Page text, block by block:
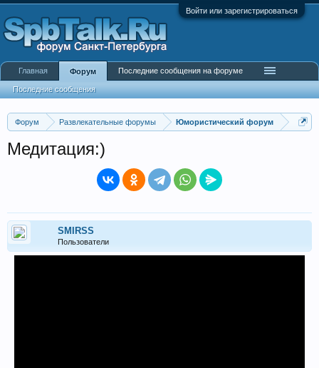
Войти или зарегистрироваться
Форум Развлекательные форумы Юмористический форум
Медитация:)
SMIRSS
Пользователи
Главная Форум
Последние сообщения
Последние сообщения на форуме